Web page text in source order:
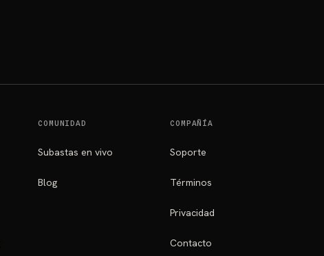
COMUNIDAD
Subastas en vivo
Blog
COMPAÑÍA
Soporte
Términos
Privacidad
Contacto